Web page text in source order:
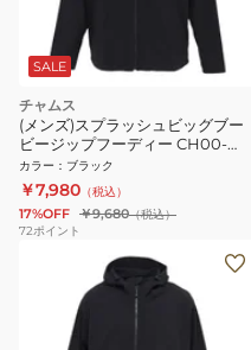
SALE
チャムス
(メンズ)スプラッシュビッグブー
ビージップフーディー CH00-
1562-K001
カラー ： ブラック
￥7,980 （税込）
17%OFF ￥9,680（税込）
72ポイント